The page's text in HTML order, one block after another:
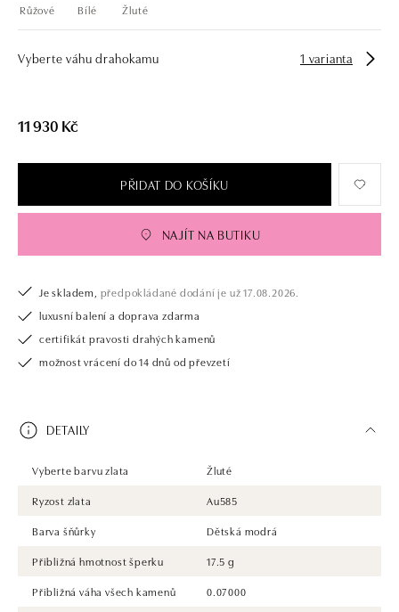
Růžové Bílé Žluté
Vyberte váhu drahokamu 1 varianta
11 930 Kč
PŘIDAT DO KOŠÍKU
NAJÍT NA BUTIKU
Je skladem, předpokládané dodání je už 17.08.2026.
luxusní balení a doprava zdarma
certifikát pravosti drahých kamenů
možnost vrácení do 14 dnů od převzetí
DETAILY
Vyberte barvu zlata
Žluté
Ryzost zlata
Au585
Barva šňůrky
Dětská modrá
Přibližná hmotnost šperku
17.5 g
Přibližná váha všech kamenů
0.07000